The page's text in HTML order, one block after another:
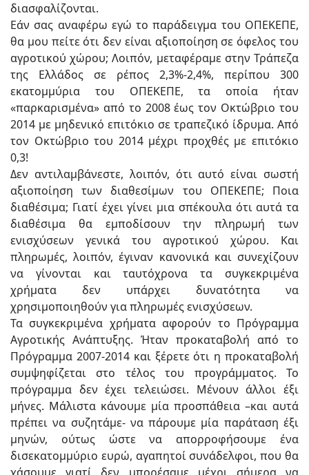
διασφαλίζονται.
Εάν σας αναφέρω εγώ το παράδειγμα του ΟΠΕΚΕΠΕ,
θα μου πείτε ότι δεν είναι αξιοποίηση σε όφελος του
αγροτικού χώρου; Λοιπόν, μεταφέραμε στην Τράπεζα
της Ελλάδος σε ρέπος 2,3%-2,4%, περίπου 300
εκατομμύρια του ΟΠΕΚΕΠΕ, τα οποία ήταν
«παρκαρισμένα» από το 2008 έως τον Οκτώβριο του
2014 με μηδενικό επιτόκιο σε τραπεζικό ίδρυμα. Από
τον Οκτώβριο του 2014 μέχρι προχθές με επιτόκιο
0,3!
Δεν αντιλαμβάνεστε, λοιπόν, ότι αυτό είναι σωστή
αξιοποίηση των διαθεσίμων του ΟΠΕΚΕΠΕ; Ποια
διαθέσιμα; Γιατί έχει γίνει μια σπέκουλα ότι αυτά τα
διαθέσιμα θα εμποδίσουν την πληρωμή των
ενισχύσεων γενικά του αγροτικού χώρου. Και
πληρωμές, λοιπόν, έγιναν κανονικά και συνεχίζουν
να γίνονται και ταυτόχρονα τα συγκεκριμένα
χρήματα δεν υπάρχει δυνατότητα να
χρησιμοποιηθούν για πληρωμές ενισχύσεων.
Τα συγκεκριμένα χρήματα αφορούν το Πρόγραμμα
Αγροτικής Ανάπτυξης. Ήταν προκαταβολή από το
Πρόγραμμα 2007-2014 και ξέρετε ότι η προκαταβολή
συμψηφίζεται στο τέλος του προγράμματος. Το
πρόγραμμα δεν έχει τελειώσει. Μένουν άλλοι έξι
μήνες. Μάλιστα κάνουμε μία προσπάθεια –και αυτά
πρέπει να συζητάμε- να πάρουμε μία παράταση έξι
μηνών, ούτως ώστε να απορροφήσουμε ένα
δισεκατομμύριο ευρώ, αγαπητοί συνάδελφοι, που θα